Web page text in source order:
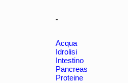
-
Acqua
Idrolisi
Intestino
Pancreas
Proteine